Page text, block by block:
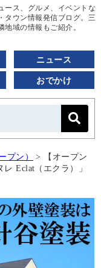
ース、グルメ、イベントな
タウン情報発信ブログ。三
域の情報もご紹介。
ニュース
おでかけ
プン） >
【オープン
Eclat（エクラ）」